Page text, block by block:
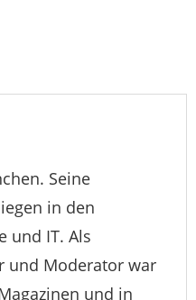
Seine
in den
und IT. Als
und Moderator war
und in